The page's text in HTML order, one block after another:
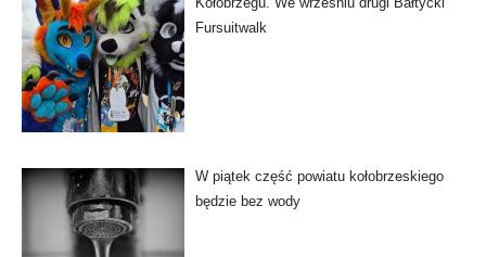
Fursuitwalk
W piątek część powiatu kołobrzeskiego
będzie bez wody